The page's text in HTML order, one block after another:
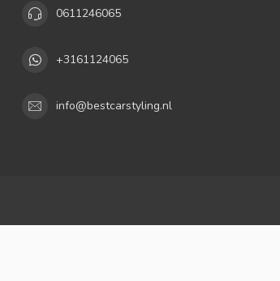
0611246065
+3161124065
info@bestcarstyling.nl